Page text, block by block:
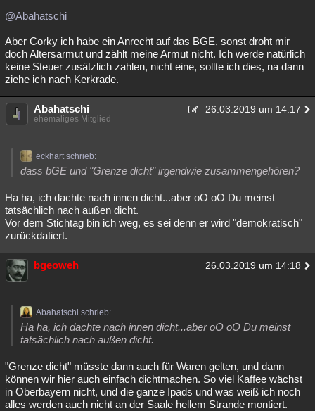
@Abahatschi
Aber Corky ich habe ein Anrecht auf das BGE, sonst droht mir
doch Altersarmut und zählt meine Armut nicht. Ich werde natürlich
keine Steuer zusätzlich zahlen, nicht eine, sollte ich dies, na dann
ziehe ich nach Kerkrade.
Abahatschi 26.03.2019 um 14:17
ehemaliges Mitglied
eckhart schrieb:
dass bGE und "Grenze dicht" irgendwie zusammengehören?
Ha ha, ich dachte nach innen dicht...aber oO oO Du meinst
tatsächlich nach außen dicht.
Vor dem Stichtag bin ich weg, es sei denn er wird "demokratisch"
zurückdatiert.
bgeoweh 26.03.2019 um 14:18
Abahatschi schrieb:
Ha ha, ich dachte nach innen dicht...aber oO oO Du meinst
tatsächlich nach außen dicht.
"Grenze dicht" müsste dann auch für Waren gelten, und dann
können wir hier auch einfach dichtmachen. So viel Kaffee wächst
in Oberbayern nicht, und die ganze Ipads und was weiß ich noch
alles werden auch nicht an der Saale hellem Strande montiert.